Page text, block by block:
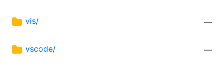
vis/ —
vscode/ —